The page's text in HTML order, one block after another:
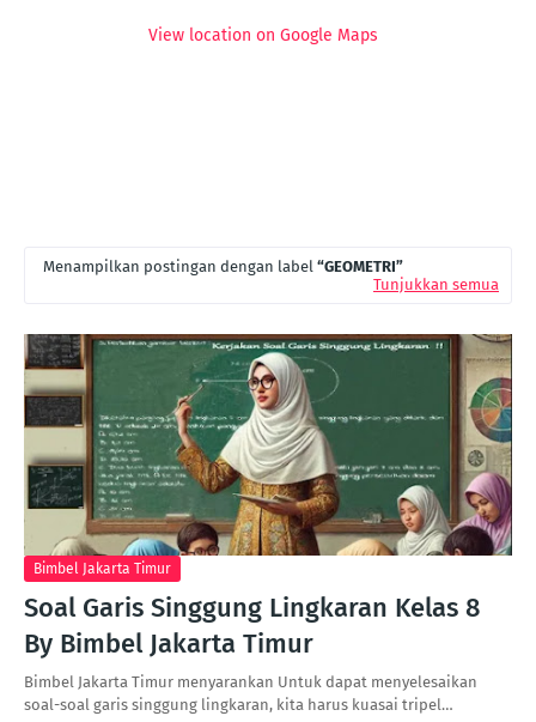
View location on Google Maps
Menampilkan postingan dengan label
GEOMETRI
Tunjukkan semua
Bimbel Jakarta Timur
Soal Garis Singgung Lingkaran Kelas 8
By Bimbel Jakarta Timur
Bimbel Jakarta Timur menyarankan Untuk dapat menyelesaikan
soal-soal garis singgung lingkaran, kita harus kuasai tripel…